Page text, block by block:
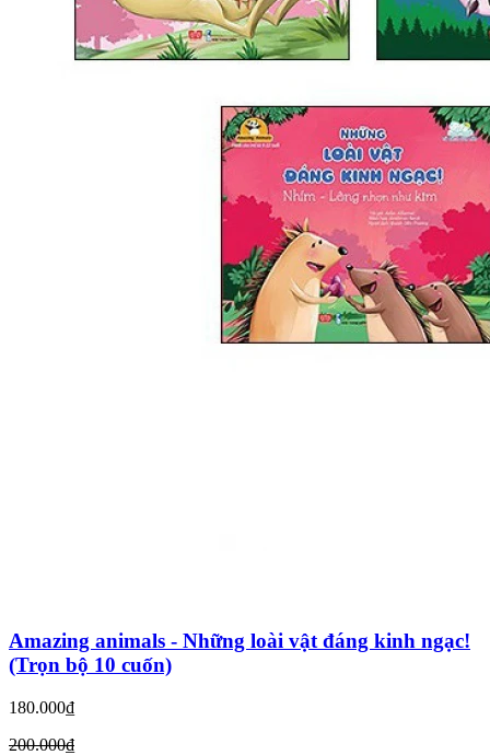
Amazing animals - Những loài vật đáng kinh ngạc!
(Trọn bộ 10 cuốn)
180.000₫
200.000₫